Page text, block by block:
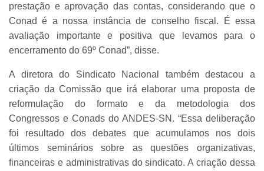
prestação e aprovação das contas, considerando que o
Conad é a nossa instância de conselho fiscal. É essa
avaliação importante e positiva que levamos para o
encerramento do 69º Conad”, disse.
A diretora do Sindicato Nacional também destacou a
criação da Comissão que irá elaborar uma proposta de
reformulação do formato e da metodologia dos
Congressos e Conads do ANDES-SN. “Essa deliberação
foi resultado dos debates que acumulamos nos dois
últimos seminários sobre as questões organizativas,
financeiras e administrativas do sindicato. A criação dessa